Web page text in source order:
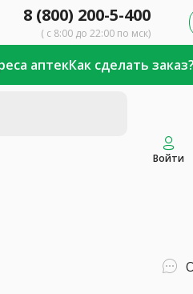
8 (800) 200-5-400
( с 8:00 до 22:00 по мск)
аптекКак сделать заказ?
Войти